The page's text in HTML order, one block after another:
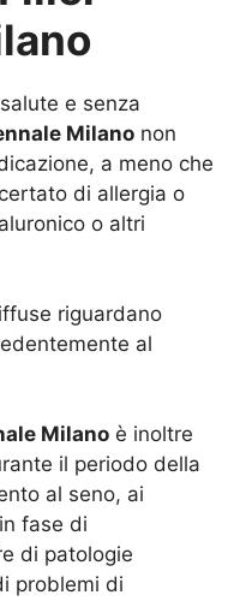
e senza
Milano non
a meno che
di allergia o
o altri
riguardano
al
Milano è inoltre
il periodo della
al seno, ai
fase di
di patologie
problemi di